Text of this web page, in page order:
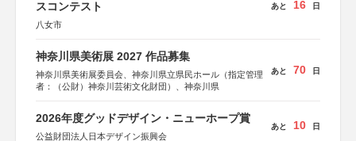
スコンテスト
八女市
あと 16 日
神奈川県美術展 2027 作品募集
神奈川県美術展委員会、神奈川県立県民ホール（指定管理
者：（公財）神奈川芸術文化財団）、神奈川県
あと 70 日
2026年度グッドデザイン・ニューホープ賞
公益財団法人日本デザイン振興会
あと 10 日